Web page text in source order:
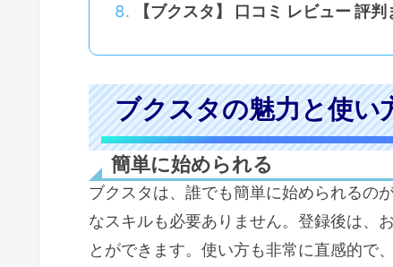
【ブクスタ】 口コミ レビュー 評判
ブクスタの魅力と使い
簡単に始められる
ブクスタは、誰でも簡単に始められるの
なスキルも必要ありません。登録後は、
とができます。使い方も非常に直感的で